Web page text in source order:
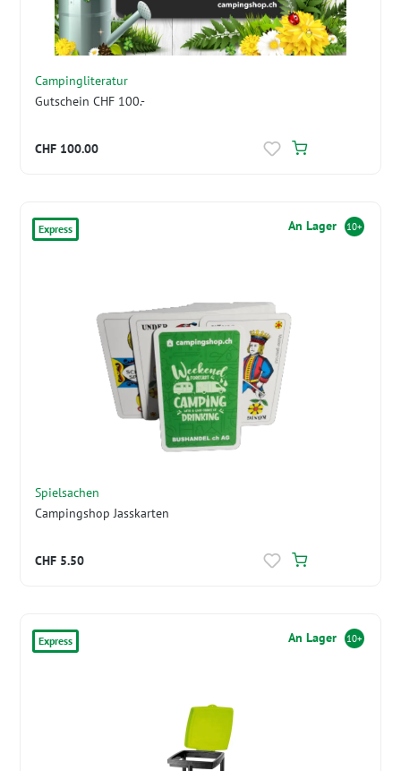
Campingliteratur
Gutschein CHF 100.-
CHF 100.00
Express An Lager 10+
Spielsachen
Campingshop Jasskarten
CHF 5.50
Express An Lager 10+